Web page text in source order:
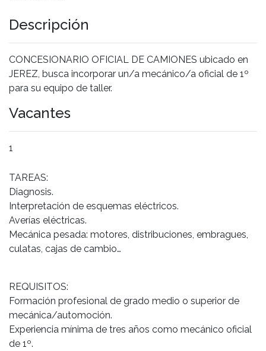
Descripción
CONCESIONARIO OFICIAL DE CAMIONES ubicado en
JEREZ, busca incorporar un/a mecánico/a oficial de 1º
para su equipo de taller.
Vacantes
1
TAREAS:
Diagnosis.
Interpretación de esquemas eléctricos.
Averías eléctricas.
Mecánica pesada: motores, distribuciones, embragues,
culatas, cajas de cambio…
REQUISITOS:
Formación profesional de grado medio o superior de
mecánica/automoción.
Experiencia mínima de tres años como mecánico oficial
de 1º.